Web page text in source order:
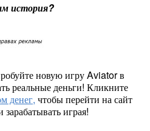
история?
новую игру Aviator в
реальные деньги! Кликните
денег, чтобы перейти на сайт
играя!